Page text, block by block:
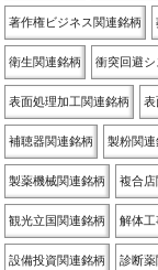
著作権ビジネス関連銘柄
衛生関連銘柄 衝突回避
表面処理加工関連銘柄 表
補聴器関連銘柄 製粉関連
製薬機械関連銘柄 複合
観光立国関連銘柄 解体
設備投資関連銘柄 診断